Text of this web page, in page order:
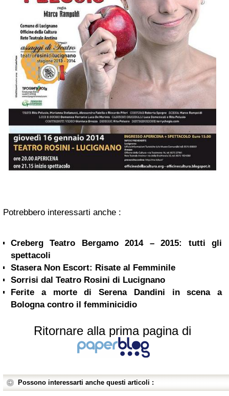
Potrebbero interessarti anche :
Creberg Teatro Bergamo 2014 – 2015: tutti gli
spettacoli
Stasera Non Escort: Risate al Femminile
Sorrisi dal Teatro Rosini di Lucignano
Ferite a morte di Serena Dandini in scena a
Bologna contro il femminicidio
Ritornare alla prima pagina di
Possono interessarti anche questi articoli :